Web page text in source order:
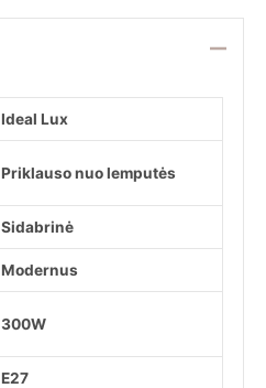
Ideal Lux
Priklauso nuo lemputės
Sidabrinė
Modernus
300W
E27